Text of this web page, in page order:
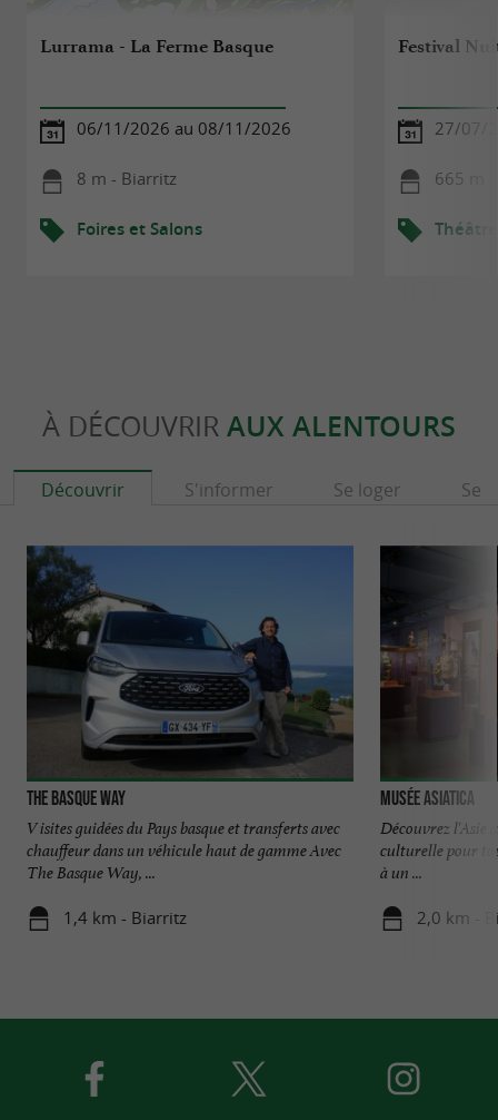
Lurrama - La Ferme Basque
06/11/2026 au 08/11/2026
8 m - Biarritz
Foires et Salons
Festival
27/07/
665 m
Théâtre
À DÉCOUVRIR AUX ALENTOURS
Découvrir S'informer Se loger Se
The Basque Way
V isites guidées du Pays basque et transferts avec
chauffeur dans un véhicule haut de gamme Avec
The Basque Way, ...
1,4 km - Biarritz
Musée Asiatica
Découvrez l'Asie
culturelle pour
à un ...
2,0 km -